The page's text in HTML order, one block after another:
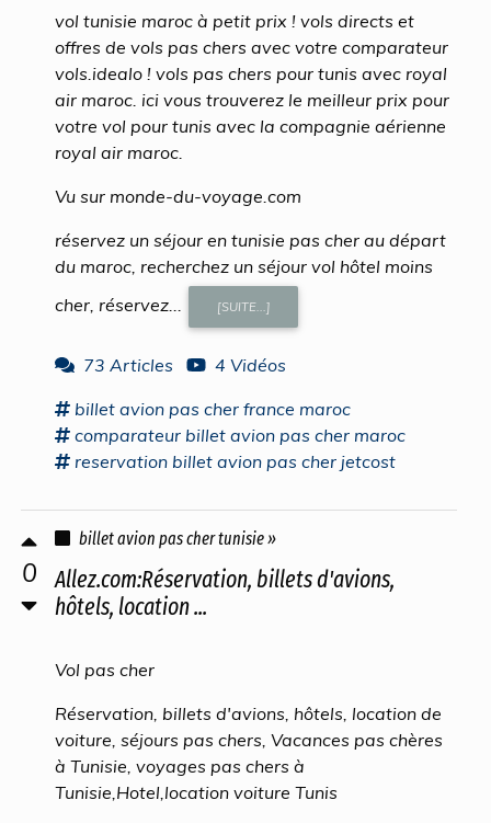
vol tunisie maroc à petit prix ! vols directs et
offres de vols pas chers avec votre comparateur
vols.idealo ! vols pas chers pour tunis avec royal
air maroc. ici vous trouverez le meilleur prix pour
votre vol pour tunis avec la compagnie aérienne
royal air maroc.
Vu sur monde-du-voyage.com
réservez un séjour en tunisie pas cher au départ
du maroc, recherchez un séjour vol hôtel moins
cher, réservez...
[SUITE...]
73 Articles
4 Vidéos
billet avion pas cher france maroc
comparateur billet avion pas cher maroc
reservation billet avion pas cher jetcost
0
billet avion pas cher tunisie »
Allez.com:Réservation, billets d'avions,
hôtels, location ...
Vol pas cher
Réservation, billets d'avions, hôtels, location de
voiture, séjours pas chers, Vacances pas chères
à Tunisie, voyages pas chers à
Tunisie,Hotel,location voiture Tunis